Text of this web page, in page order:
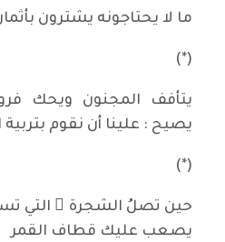
ما لا يحتاجونه يشترون
(*)
يتأفف المجنون ويحك
يصيح : علينا أن نقوم
(*)
حين تصلُ الشجرة َ التي
يصعب عليك قطاف القمر